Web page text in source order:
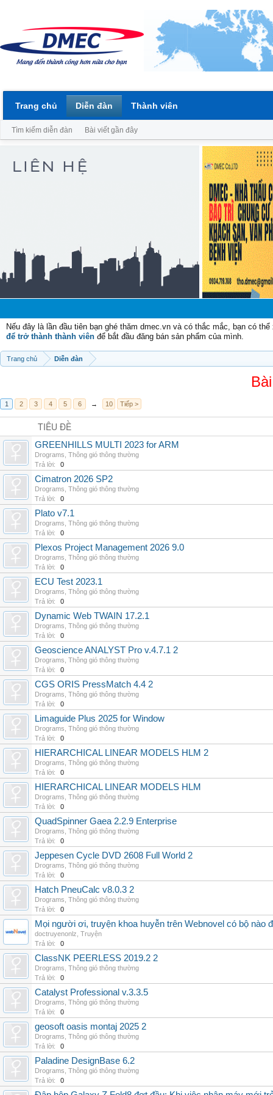
Nếu đây là lần đầu tiên bạn ghé thăm dmec.vn và có thắc mắc, bạn có
để trở thành thành viên để bắt đầu đăng bán sản phẩm của mình.
Trang chủ Diễn đàn
1 2 3 4 5 6 → 10 Tiếp >
TIÊU ĐỀ
GREENHILLS MULTI 2023 for ARM
Drograms Thông gió thông thường
Trả lời:
0
Cimatron 2026 SP2
Drograms Thông gió thông thường
Trả lời:
0
Plato v7.1
Drograms Thông gió thông thường
Trả lời:
0
Plexos Project Management 2026 9.0
Drograms Thông gió thông thường
Trả lời:
0
ECU Test 2023.1
Drograms Thông gió thông thường
Trả lời:
0
Dynamic Web TWAIN 17.2.1
Drograms Thông gió thông thường
Trả lời:
0
Geoscience ANALYST Pro v.4.7.1 2
Drograms Thông gió thông thường
Trả lời:
0
CGS ORIS PressMatch 4.4 2
Drograms Thông gió thông thường
Trả lời:
0
Limaguide Plus 2025 for Window
Drograms Thông gió thông thường
Trả lời:
0
HIERARCHICAL LINEAR MODELS HLM 2
Drograms Thông gió thông thường
Trả lời:
0
HIERARCHICAL LINEAR MODELS HLM
Drograms Thông gió thông thường
Trả lời:
0
QuadSpinner Gaea 2.2.9 Enterprise
Drograms Thông gió thông thường
Trả lời:
0
Jeppesen Cycle DVD 2608 Full World 2
Drograms Thông gió thông thường
Trả lời:
0
Hatch PneuCalc v8.0.3 2
Drograms Thông gió thông thường
Trả lời:
0
Mọi người ơi, truyện khoa huyễn trên Webnovel có bộ nào
doctruyenonlz Truyện
Trả lời:
0
ClassNK PEERLESS 2019.2 2
Drograms Thông gió thông thường
Trả lời:
0
Catalyst Professional v.3.3.5
Drograms Thông gió thông thường
Trả lời:
0
geosoft oasis montaj 2025 2
Drograms Thông gió thông thường
Trả lời:
0
Paladine DesignBase 6.2
Drograms Thông gió thông thường
Trả lời:
0
Trang chủ Diễn đàn
Tìm kiếm diễn đàn Bài viết gần đây
Thành viên